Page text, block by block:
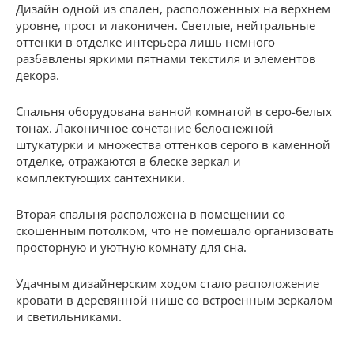
Дизайн одной из спален, расположенных на верхнем
уровне, прост и лаконичен. Светлые, нейтральные
оттенки в отделке интерьера лишь немного
разбавлены яркими пятнами текстиля и элементов
декора.
Спальня оборудована ванной комнатой в серо-белых
тонах. Лаконичное сочетание белоснежной
штукатурки и множества оттенков серого в каменной
отделке, отражаются в блеске зеркал и
комплектующих сантехники.
Вторая спальня расположена в помещении со
скошенным потолком, что не помешало организовать
просторную и уютную комнату для сна.
Удачным дизайнерским ходом стало расположение
кровати в деревянной нише со встроенным зеркалом
и светильниками.